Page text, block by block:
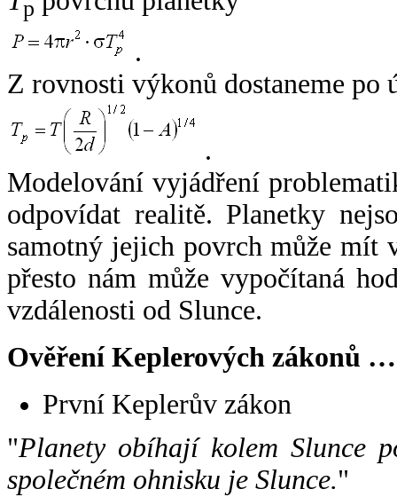
p
.
Z rovnosti výkonů dostaneme po
.
Modelování vyjádření
odpovídat realitě. Planetky
samotný jejich povrch může mít
přesto nám může vypočítaná
vzdálenosti od Slunce.
Ověření Keplerových zákonů …
První Keplerův zákon
"Planety obíhají kolem Slunce
společném ohnisku je Slunce."